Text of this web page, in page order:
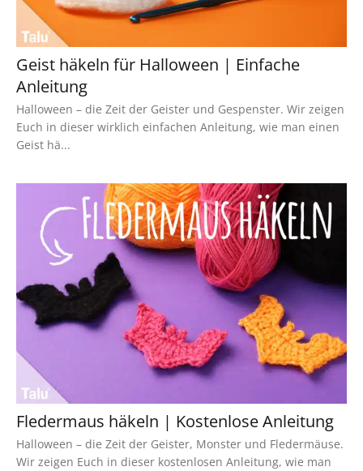
Geist häkeln für Halloween | Einfache
Anleitung
Halloween – die Zeit der Geister und Gespenster. Wir zeigen
Euch in dieser wirklich einfachen Anleitung, wie man einen
Geist hä...
Fledermaus häkeln | Kostenlose Anleitung
Halloween – die Zeit der Geister, Monster und Fledermäuse.
Wir zeigen Euch in dieser kostenlosen Anleitung, wie man